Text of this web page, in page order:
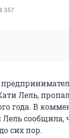
357
Лель,
года. В
Лель сообщила,
сих пор.